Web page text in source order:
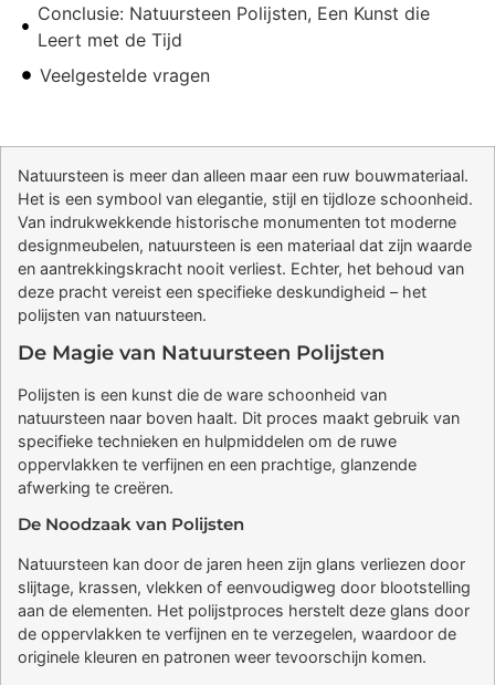
Conclusie: Natuursteen Polijsten, Een Kunst die
Leert met de Tijd
Veelgestelde vragen
Natuursteen is meer dan alleen maar een ruw bouwmateriaal.
Het is een symbool van elegantie, stijl en tijdloze schoonheid.
Van indrukwekkende historische monumenten tot moderne
designmeubelen, natuursteen is een materiaal dat zijn waarde
en aantrekkingskracht nooit verliest. Echter, het behoud van
deze pracht vereist een specifieke deskundigheid – het
polijsten van natuursteen.
De Magie van Natuursteen Polijsten
Polijsten is een kunst die de ware schoonheid van
natuursteen naar boven haalt. Dit proces maakt gebruik van
specifieke technieken en hulpmiddelen om de ruwe
oppervlakken te verfijnen en een prachtige, glanzende
afwerking te creëren.
De Noodzaak van Polijsten
Natuursteen kan door de jaren heen zijn glans verliezen door
slijtage, krassen, vlekken of eenvoudigweg door blootstelling
aan de elementen. Het polijstproces herstelt deze glans door
de oppervlakken te verfijnen en te verzegelen, waardoor de
originele kleuren en patronen weer tevoorschijn komen.